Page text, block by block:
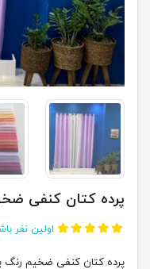
پرده کتان کنفی
اولین نفر